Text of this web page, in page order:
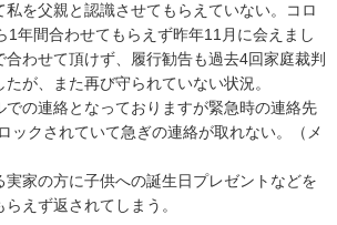
私を父親と認識させてもらえていない。コロ
1年間合わせてもらえず昨年11月に会えまし
合わせて頂けず、履行勧告も過去4回家庭裁判
が、また再び守られていない状況。
での連絡となっておりますが緊急時の連絡先
ックされていて急ぎの連絡が取れない。（メ
実家の方に子供への誕生日プレゼントなどを
えず返されてしまう。